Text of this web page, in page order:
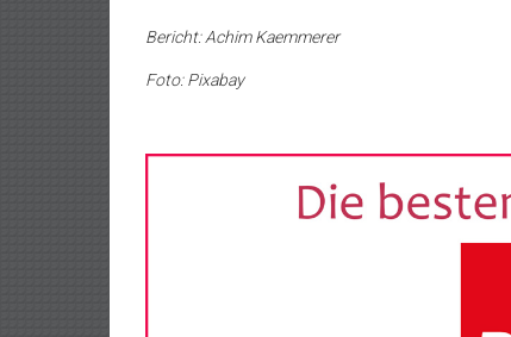
Bericht: Achim Kaemmerer
Foto: Pixabay